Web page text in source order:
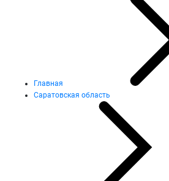
Главная
Саратовская область